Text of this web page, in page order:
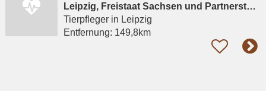
Leipzig, Freistaat Sachsen und Partnerstädte GmbH
Tierpflegerin Leipzig
Entfernung: 149,8km